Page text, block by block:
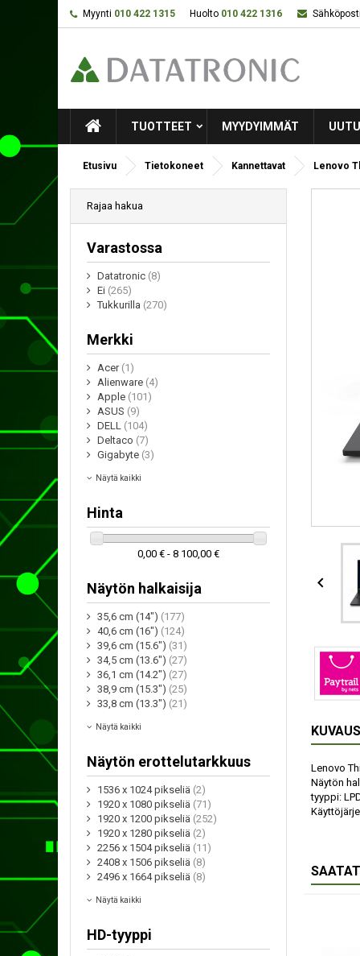
Myynti 010 422 1315 Huolto 010 422 1316
TUOTTEET MYYDYIMMÄT
Etusivu Tietokoneet Kannettavat Lenovo
Rajaa hakua
Varastossa
Datatronic (8)
Ei (265)
Tukkurilla (270)
Merkki
Acer (1)
Alienware (4)
Apple (101)
ASUS (9)
DELL (104)
Deltaco (7)
Gigabyte (3)
Näytä kaikki
Hinta
0,00 € - 8 100,00 €
Näytön halkaisija
35,6 cm (14") (177)
40,6 cm (16") (124)
39,6 cm (15.6") (31)
34,5 cm (13.6") (27)
36,1 cm (14.2") (27)
38,9 cm (15.3") (25)
33,8 cm (13.3") (21)
Näytä kaikki
Näytön erottelutarkkuus
1536 x 1024 pikseliä (2)
1920 x 1080 pikseliä (71)
1920 x 1200 pikseliä (252)
1920 x 1280 pikseliä (2)
2256 x 1504 pikseliä (11)
2408 x 1506 pikseliä (8)
2496 x 1664 pikseliä (8)
Näytä kaikki
HD-tyyppi

KUVAUS
Lenovo
Näytön
tyyppi: